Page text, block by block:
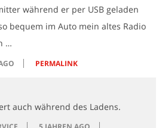
während er per USB geladen
bequem im Auto mein altes Radio
…
PERMALINK
auch während des Ladens.